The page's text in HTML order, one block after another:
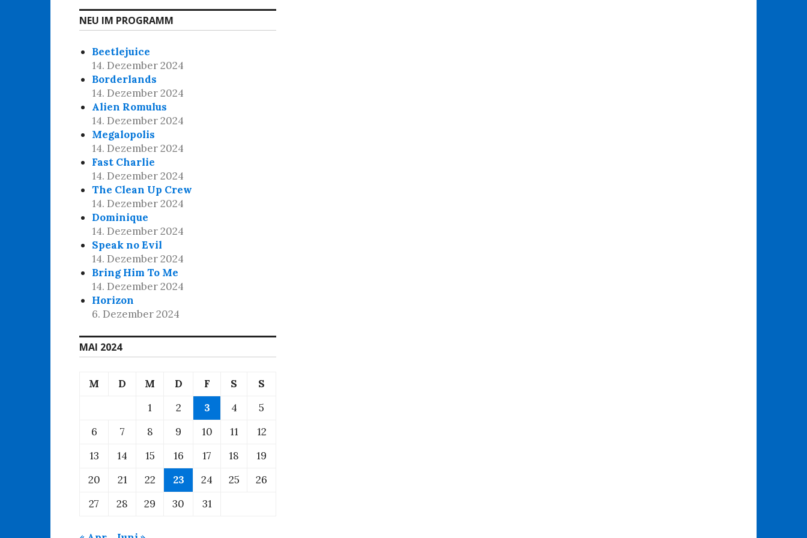
NEU IM PROGRAMM
Beetlejuice
14. Dezember 2024
Borderlands
14. Dezember 2024
Alien Romulus
14. Dezember 2024
Megalopolis
14. Dezember 2024
Fast Charlie
14. Dezember 2024
The Clean Up Crew
14. Dezember 2024
Dominique
14. Dezember 2024
Speak no Evil
14. Dezember 2024
Bring Him To Me
14. Dezember 2024
Horizon
6. Dezember 2024
MAI 2024
M D M D F S
S
1
2 3 4
5
6
7 8 9 10 11
12
13
14 15 16 17 18
19
20
21 22 23 24 25
26
27
28 29 30 31